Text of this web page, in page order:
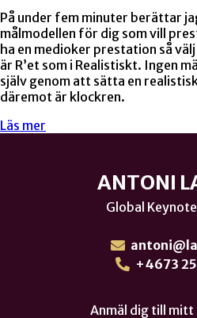
På under fem minuter berättar
målmodellen för dig som vill
ha en medioker prestation så
är R’et som i Realistiskt. Ingen
själv genom att sätta en
däremot är klockren.
Läs mer
ANTONI
Global
+4673
Anmäl dig till